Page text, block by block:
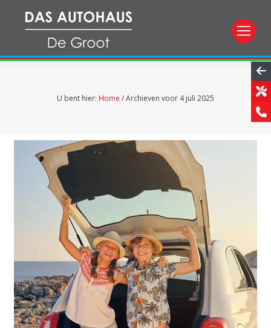
U bent hier: Home /Archieven voor 4 juli 2025